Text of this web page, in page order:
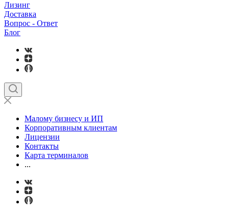
Лизинг
Доставка
Вопрос - Ответ
Блог
Малому бизнесу и ИП
Корпоративным клиентам
Лицензии
Контакты
Карта терминалов
...